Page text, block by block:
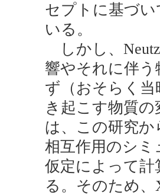
セプトに基づ
いる。
しかし、
響やそれに伴う
ず（おそらく
き起こす物質
は、この研究か
相互作用のシ
仮定によって
る。そのため、